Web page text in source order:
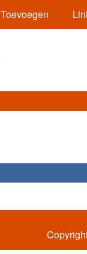
Toevoegen